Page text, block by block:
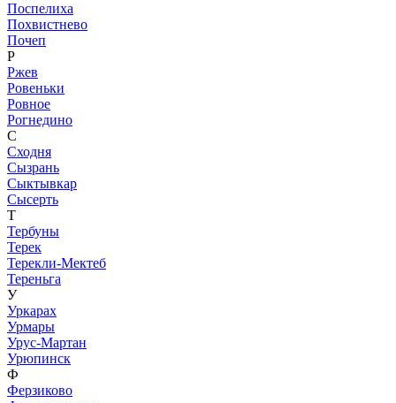
Поспелиха
Похвистнево
Почеп
Р
Ржев
Ровеньки
Ровное
Рогнедино
С
Сходня
Сызрань
Сыктывкар
Сысерть
Т
Тербуны
Терек
Терекли-Мектеб
Тереньга
У
Уркарах
Урмары
Урус-Мартан
Урюпинск
Ф
Ферзиково